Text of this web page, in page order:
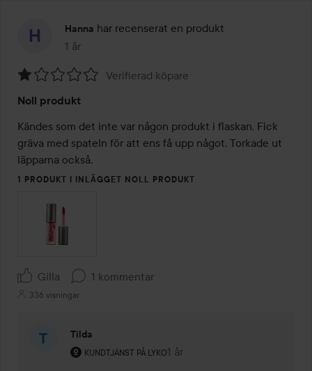
Hanna har recenserat en produkt
1 år
Inlägget skapades 1 år
1
av
5
Verifierad köpare
Noll produkt
Kändes som det inte var någon produkt i flaskan. Fick
gräva med spateln för att ens få upp något. Torkade ut
läpparna också.
1 PRODUKT I INLÄGGET NOLL PRODUKT
Gilla 1 kommentar
336 visningar
Tilda
KUNDTJÄNST PÅ LYKO
Användarens roll: Kundtjänst på Lyko.
1 år
Kommentaren lades 1 år